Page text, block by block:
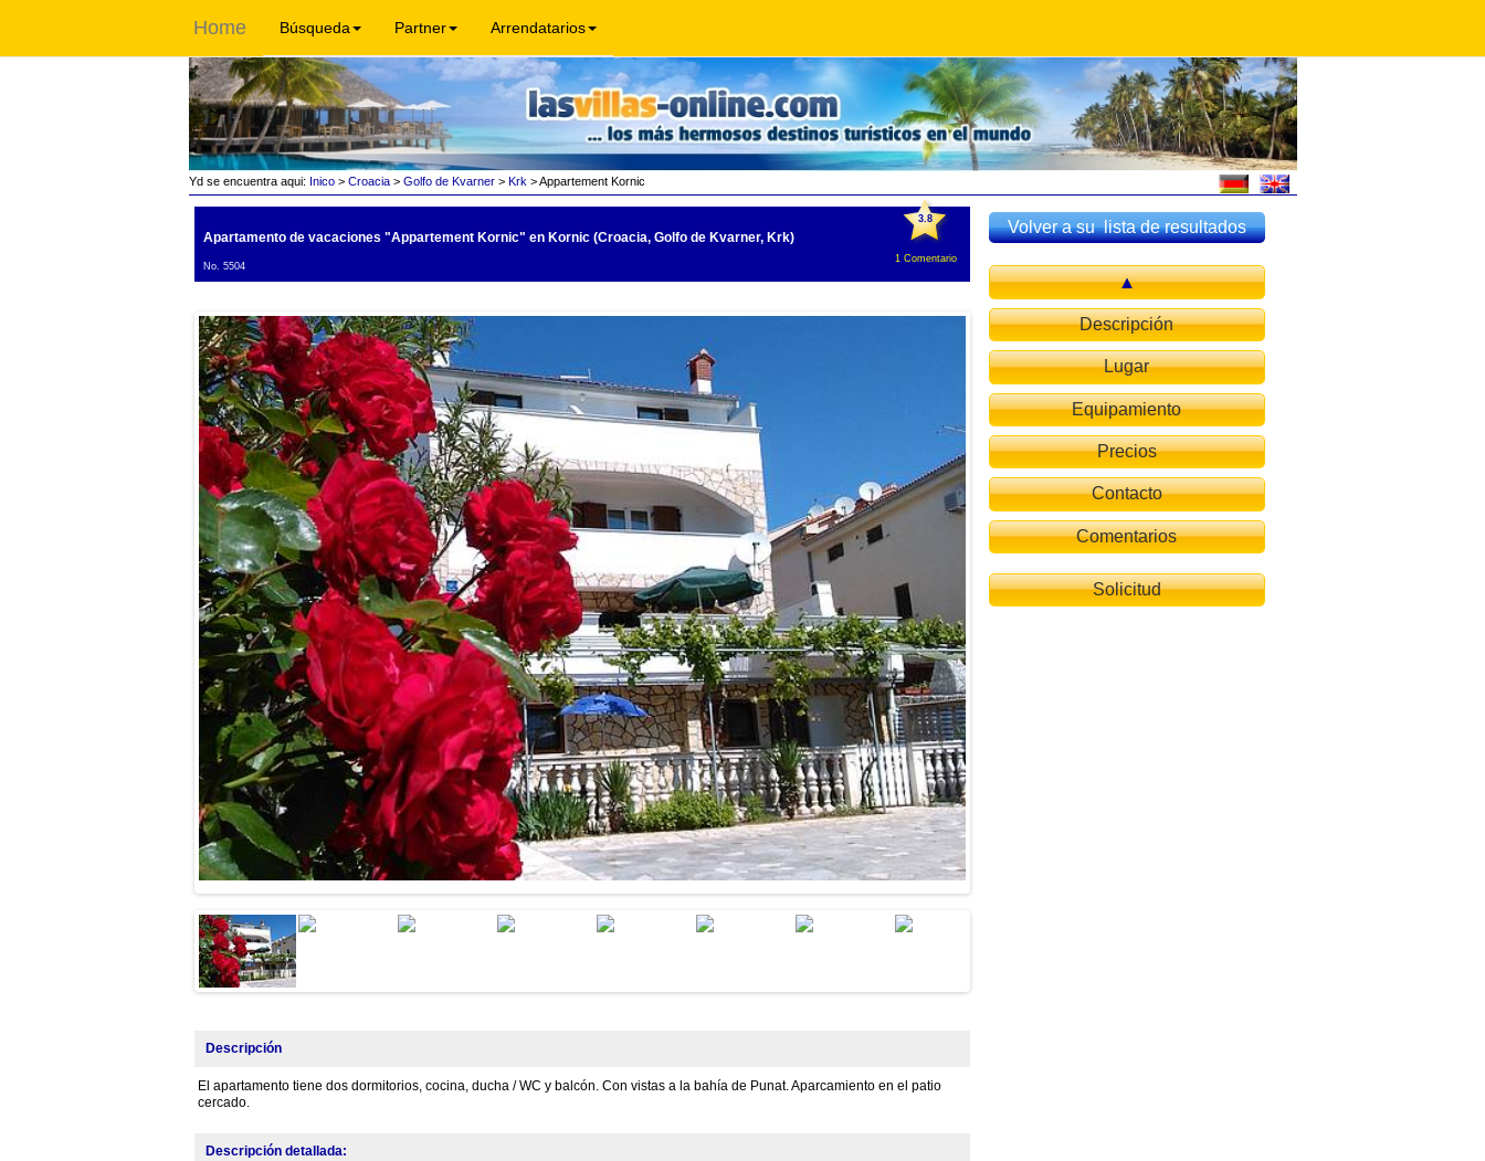
Home Búsqueda Partner Arrendatarios
Yd se encuentra aqui: Inico> Croacia> Golfo de Kvarner> Krk > Appartement Kornic
3.8
1Comentario
Apartamento de vacaciones "Appartement Kornic" en Kornic (Croacia, Golfo de Kvarner, Krk)
No. 5504
Descripción
El apartamento tiene dos dormitorios, cocina, ducha / WC y balcón. Con vistas a la bahía de Punat. Aparcamiento en el patio
cercado.
Descripción detallada:
Volver a su lista de resultados
Descripción
Lugar
Equipamiento
Precios
Contacto
Comentarios
Solicitud